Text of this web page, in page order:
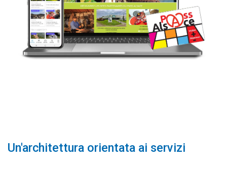
Un'architettura orientata ai servizi